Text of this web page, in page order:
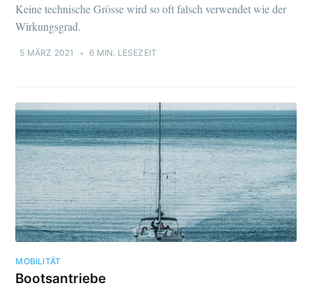
Keine technische Grösse wird so oft falsch verwendet wie der
Wirkungsgrad.
5 MÄRZ 2021 • 6 MIN. LESEZEIT
MOBILITÄT
Bootsantriebe